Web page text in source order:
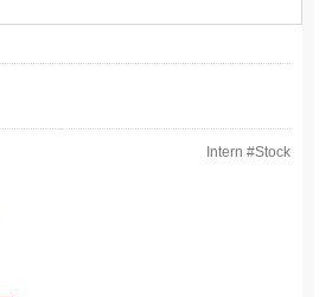
Intern #Stock